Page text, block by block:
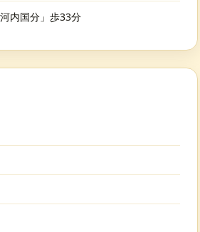
内国分」歩33分